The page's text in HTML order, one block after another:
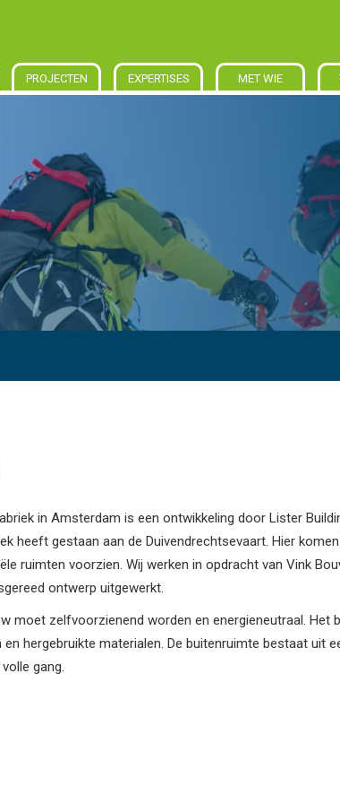
PROJECTEN EXPERTISES MET WIE
in Amsterdam is een ontwikkeling door Lister
heeft gestaan aan de Duivendrechtsevaart. Hier
ruimten voorzien. Wij werken in opdracht van Vink
ontwerp uitgewerkt.
moet zelfvoorzienend worden en energieneutraal. Het
en hergebruikte materialen. De buitenruimte bestaat uit
gang.